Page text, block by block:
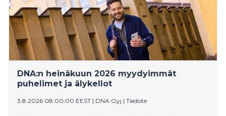
DNA:n heinäkuun 2026 myydyimmät
puhelimet ja älykellot
3.8.2026 08:00:00 EEST | DNA Oyj | Tiedote